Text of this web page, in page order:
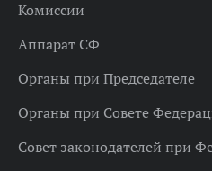
Комиссии
Аппарат СФ
Органы при Председателе
Органы при Совете
Совет законодателей при